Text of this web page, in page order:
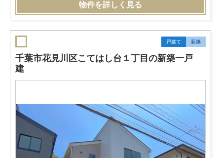
物件を詳しく見る
戸建て 新築
千葉市花見川区こてはし台１丁目の新築一戸
建